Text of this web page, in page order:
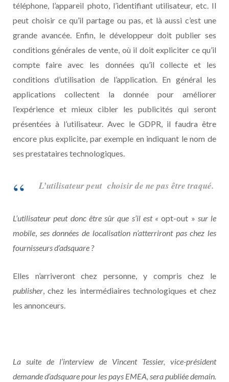
téléphone, l’appareil photo, l’identifiant utilisateur, etc. Il
peut choisir ce qu’il partage ou pas, et là aussi c’est une
grande avancée. Enfin, le développeur doit publier ses
conditions générales de vente, où il doit expliciter ce qu’il
compte faire avec les données qu’il collecte et les
conditions d’utilisation de l’application. En général les
applications collectent la donnée pour améliorer
l’expérience et mieux cibler les publicités qui seront
présentées à l’utilisateur. Avec le GDPR, il faudra être
encore plus explicite, par exemple en indiquant le nom de
ses prestataires technologiques.
L’utilisateur peut choisir de ne pas être traqué.
L’utilisateur peut donc être sûr que s’il est «opt-out » sur le
mobile, ses données de localisation n’atterriront pas chez les
fournisseurs d’adsquare ?
Elles n’arriveront chez personne, y compris chez le
publisher, chez les intermédiaires technologiques et chez
les annonceurs.
La suite de l’interview de Vincent Tessier, vice-président
demande d’adsquare pour les pays EMEA, sera publiée demain.